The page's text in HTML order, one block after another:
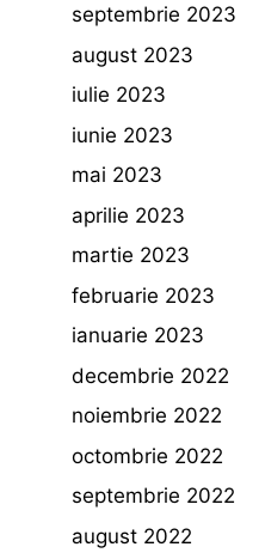
septembrie 2023
august 2023
iulie 2023
iunie 2023
mai 2023
aprilie 2023
martie 2023
februarie 2023
ianuarie 2023
decembrie 2022
noiembrie 2022
octombrie 2022
septembrie 2022
august 2022